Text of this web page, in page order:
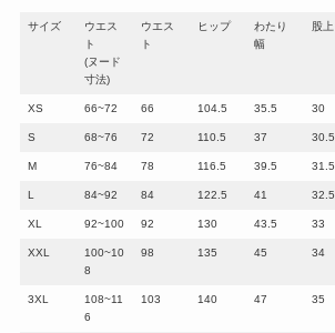
サイズ
ウエス
ト
(ヌード
寸法)
ウエス
ト
ヒップ
わたり
幅
股上
XS 66~72 66 104.5 35.5 30
S 68~76 72 110.5 37 30.5
M 76~84 78 116.5 39.5 31.5
L 84~92 84 122.5 41 32.5
XL 92~100 92 130 43.5 33
XXL
100~10
8
98 135 45 34
3XL
108~11
6
103 140 47 35